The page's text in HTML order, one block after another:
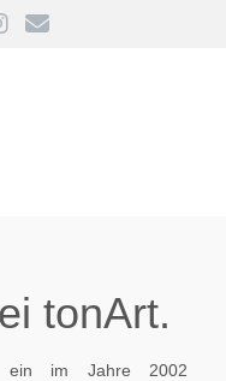
tonArt.
ein im Jahre 2002